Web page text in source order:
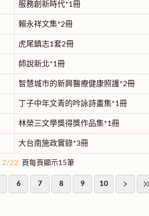
服務創新時代*1冊
賴永祥文集*2冊
虎尾鎮志1套2冊
師說新北*1冊
智慧城市的新興醫療健康照護*2冊
丁子中年文青的吟詠詩畫集*1冊
林榮三文學獎得獎作品集*1冊
大台南施政實錄*3冊
2/22 頁每頁顯示15筆
6 7 8 9 10